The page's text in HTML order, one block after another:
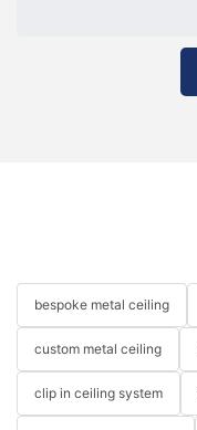
bespoke metal ceiling
custom metal ceiling
clip in ceiling system